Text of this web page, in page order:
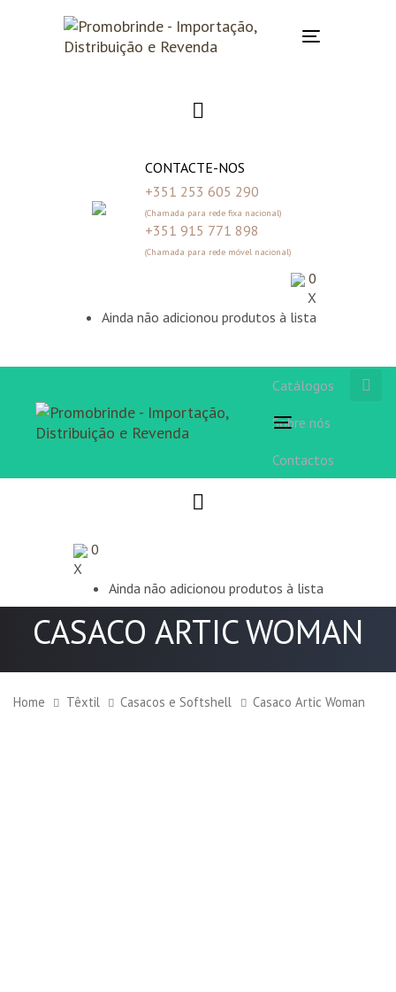
Toggle
CONTACTE-NOS
+351 253 605 290
(Chamada para rede fixa nacional)
+351 915 771 898
(Chamada para rede móvel nacional)
0
X
Ainda não adicionou produtos à lista
Toggle
Catálogos
Sobre nós
Contactos
0
X
Ainda não adicionou produtos à lista
CASACO ARTIC WOMAN
Home Têxtil Casacos e Softshell Casaco Artic Woman